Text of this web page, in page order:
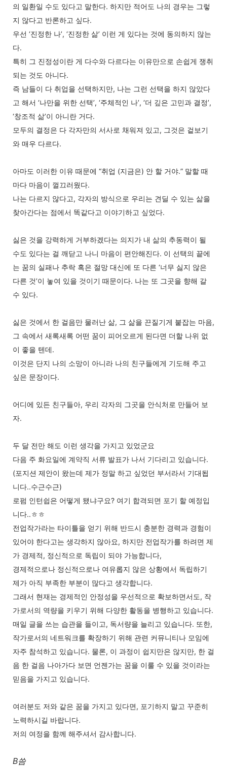
의 일환일 수도 있다고 말한다. 하지만 적어도 나의 경우는 그렇
지 않다고 반론하고 싶다.
우선 ‘진정한 나’, ‘진정한 삶’ 이런 게 있다는 것에 동의하지 않는
다.
특히 그 진정성이란 게 다수와 다르다는 이유만으로 손쉽게 쟁취
되는 것도 아니다.
즉 남들이 다 취업을 선택하지만, 나는 그런 선택을 하지 않았다
고 해서 ‘나만을 위한 선택’, ‘주체적인 나’, ‘더 깊은 고민과 결정’,
‘창조적 삶’이 아니란 거다.
모두의 결정은 다 각자만의 서사로 채워져 있고, 그것은 겉보기
와 매우 다르다.
아마도 이러한 이유 때문에 “취업 (지금은) 안 할 거야.” 말할 때
마다 마음이 껄끄러웠다.
나는 다르지 않다고, 각자의 방식으로 우리는 견딜 수 있는 삶을
찾아간다는 점에서 똑같다고 이야기하고 싶었다.
싫은 것을 강력하게 거부하겠다는 의지가 내 삶의 추동력이 될
수도 있다는 걸 깨닫고 나니 마음이 편안해진다. 이 선택의 끝에
는 꿈의 실패나 추락 혹은 절망 대신에 또 다른 ‘너무 싫지 않은
다른 것’이 놓여 있을 것이기 때문이다. 나는 또 그곳을 향해 갈
수 있다.
싫은 것에서 한 걸음만 물러난 삶, 그 삶을 끈질기게 붙잡는 마음,
그 속에서 새록새록 어떤 꿈이 피어오르게 된다면 더할 나위 없
이 좋을 텐데.
이것은 단지 나의 소망이 아니라 나의 친구들에게 기도해 주고
싶은 문장이다.
어디에 있든 친구들아, 우리 각자의 그곳을 안식처로 만들어 보
자.
두 달 전만 해도 이런 생각을 가지고 있었군요
다음 주 화요일에 계약직 서류 발표가 나서 기다리고 있습니다.
(포지션 제안이 왔는데 제가 정말 하고 싶었던 부서라서 기대됩
니다..수근수근)
로펌 인턴쉽은 어떻게 됐냐구요? 여기 합격되면 포기 할 예정입
니다..ㅎㅎ
전업작가라는 타이틀을 얻기 위해 반드시 충분한 경력과 경험이
있어야 한다고는 생각하지 않아요, 하지만 전업작가를 하려면 제
가 경제적, 정신적으로 독립이 되야 가능합니다,
경제적으로나 정신적으로나 여유롭지 않은 상황에서 독립하기
제가 아직 부족한 부분이 많다고 생각합니다.
그래서 현재는 경제적인 안정성을 우선적으로 확보하면서도, 작
가로서의 역량을 키우기 위해 다양한 활동을 병행하고 있습니다.
매일 글을 쓰는 습관을 들이고, 독서량을 늘리고 있습니다. 또한,
작가로서의 네트워크를 확장하기 위해 관련 커뮤니티나 모임에
자주 참석하고 있습니다. 물론, 이 과정이 쉽지만은 않지만, 한 걸
음 한 걸음 나아가다 보면 언젠가는 꿈을 이룰 수 있을 것이라는
믿음을 가지고 있습니다.
여러분도 저와 같은 꿈을 가지고 있다면, 포기하지 말고 꾸준히
노력하시길 바랍니다.
저의 여정을 함께 해주셔서 감사합니다.
B씀